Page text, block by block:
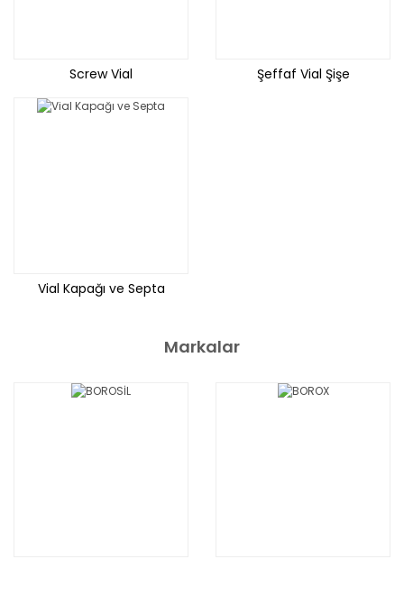
Screw Vial Şeffaf Vial Şişe
Vial Kapağı ve Septa
Markalar